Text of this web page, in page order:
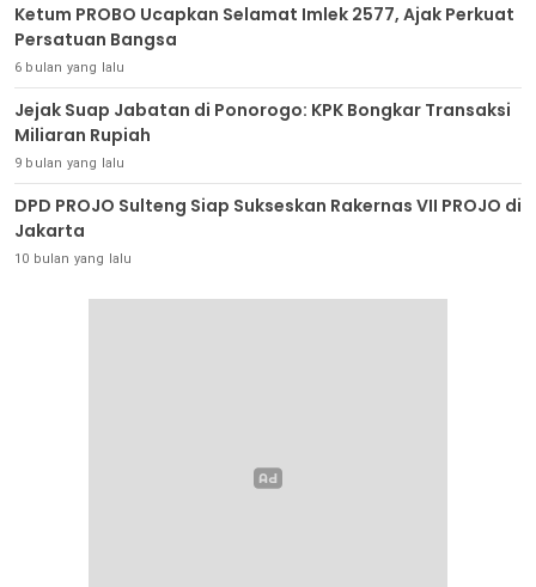
Ketum PROBO Ucapkan Selamat Imlek 2577, Ajak Perkuat
Persatuan Bangsa
6 bulan yang lalu
Jejak Suap Jabatan di Ponorogo: KPK Bongkar Transaksi
Miliaran Rupiah
9 bulan yang lalu
DPD PROJO Sulteng Siap Sukseskan Rakernas VII PROJO di
Jakarta
10 bulan yang lalu